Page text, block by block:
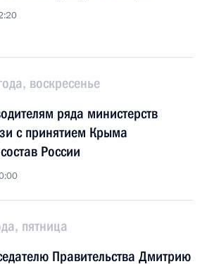
воскресенье
ряда министерств
с принятием Крыма
России
пятница
Правительства Дмитрию